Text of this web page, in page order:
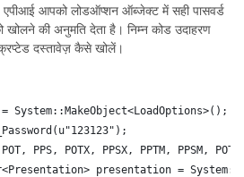
एपीआई आपको लोडऑप्शन ऑब्जेक्ट में सही पासवर्ड
खोलने की अनुमति देता है। निम्न कोड उदाहरण
दस्तावेज़ कैसे खोलें।
System::MakeObject<LoadOptions>();
PPS, POTX, PPSX, PPTM, PPSM,
presentation =